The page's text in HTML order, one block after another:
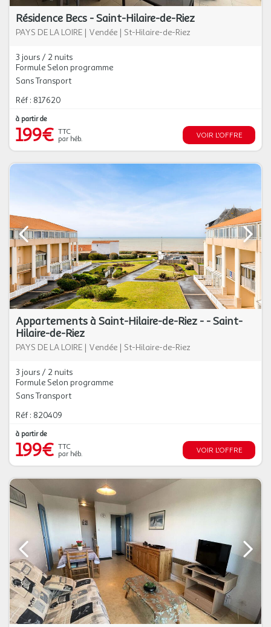
Résidence Becs - Saint-Hilaire-de-Riez
PAYS DE LA LOIRE | Vendée | St-Hilaire-de-Riez
3 jours / 2 nuits
Formule Selon programme
Sans Transport
Réf : 817620
à partir de
199€ TTC
par héb.
VOIR L'OFFRE
Appartements à Saint-Hilaire-de-Riez - - Saint-
Hilaire-de-Riez
PAYS DE LA LOIRE | Vendée | St-Hilaire-de-Riez
3 jours / 2 nuits
Formule Selon programme
Sans Transport
Réf : 820409
à partir de
199€ TTC
par héb.
VOIR L'OFFRE